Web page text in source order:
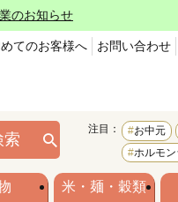
のお知らせ
てのお客様へ お問い合わせ
索
注目： お中元
ホルモ
米・麺・穀類